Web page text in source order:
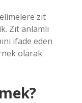
zıt
Zıt anlamlı
ifade eden
olarak